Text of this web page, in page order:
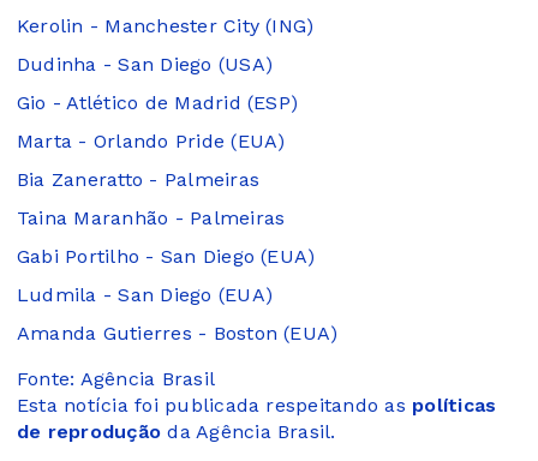
Kerolin - Manchester City (ING)
Dudinha - San Diego (USA)
Gio - Atlético de Madrid (ESP)
Marta - Orlando Pride (EUA)
Bia Zaneratto - Palmeiras
Taina Maranhão - Palmeiras
Gabi Portilho - San Diego (EUA)
Ludmila - San Diego (EUA)
Amanda Gutierres - Boston (EUA)
Fonte: Agência Brasil
Esta notícia foi publicada respeitando as políticas
de reprodução da Agência Brasil.